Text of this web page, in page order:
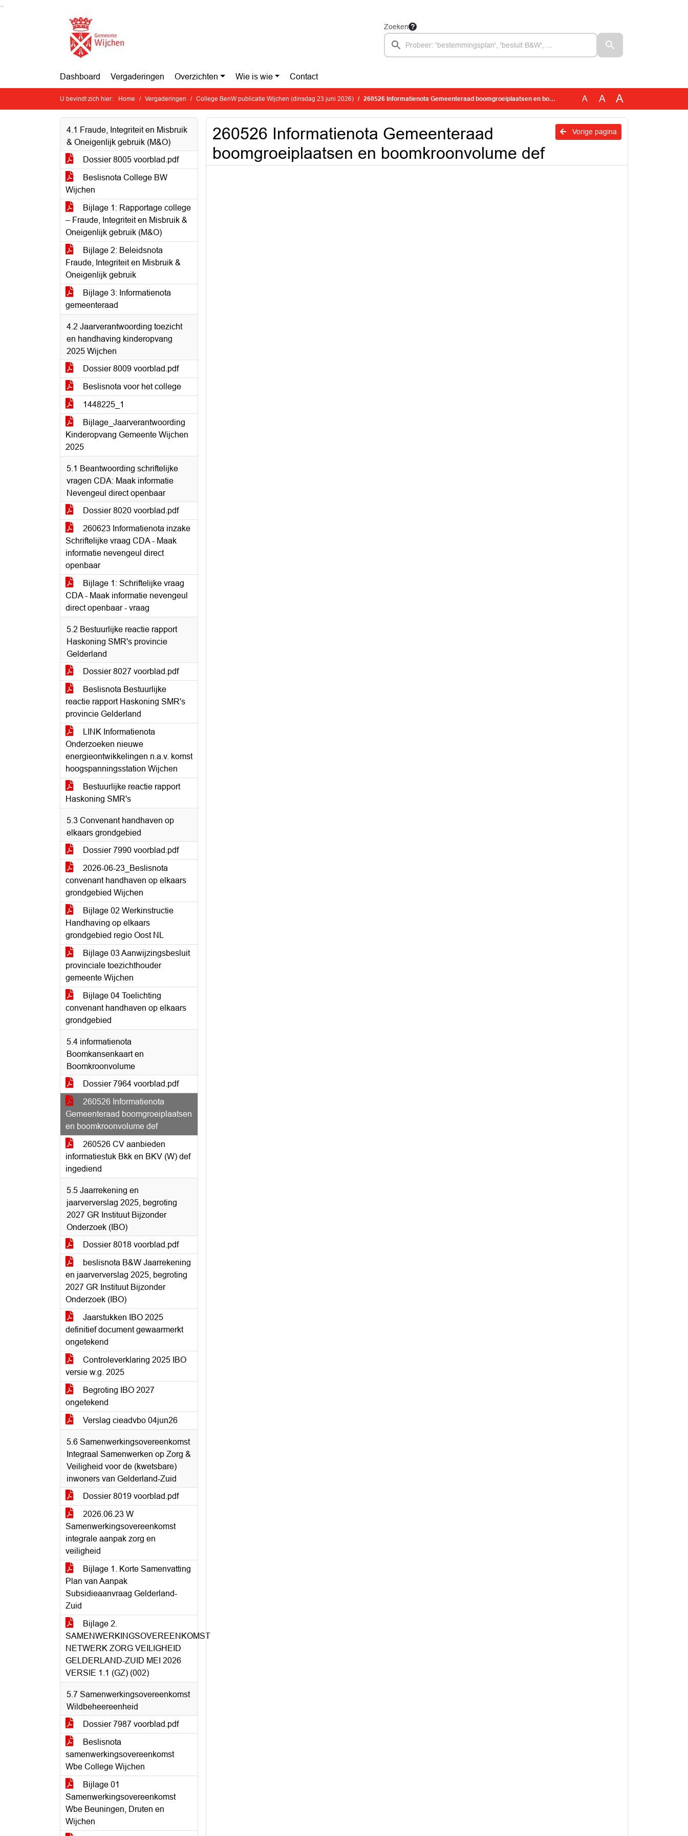
Ga naar de inhoud van deze pagina
Zoeken
Dashboard Vergaderingen Overzichten Wie is wie Contact
U bevindt zich hier: Home Vergaderingen College BenW publicatie Wijchen (dinsdag 23 juni 2026) 260526 Informatienota Gemeenteraad boomgroeiplaatsen en boomkroonvolume def A A A
4.1 Fraude, Integriteit en Misbruik
& Oneigenlijk gebruik (M&O)
Dossier 8005 voorblad.pdf
Beslisnota College BW
Wijchen
Bijlage 1: Rapportage college
– Fraude, Integriteit en Misbruik &
Oneigenlijk gebruik (M&O)
Bijlage 2: Beleidsnota
Fraude, Integriteit en Misbruik &
Oneigenlijk gebruik
Bijlage 3: Informatienota
gemeenteraad
4.2 Jaarverantwoording toezicht
en handhaving kinderopvang
2025 Wijchen
Dossier 8009 voorblad.pdf
Beslisnota voor het college
1448225_1
Bijlage_Jaarverantwoording
Kinderopvang Gemeente Wijchen
2025
5.1 Beantwoording schriftelijke
vragen CDA: Maak informatie
Nevengeul direct openbaar
Dossier 8020 voorblad.pdf
260623 Informatienota inzake
Schriftelijke vraag CDA - Maak
informatie nevengeul direct
openbaar
Bijlage 1: Schriftelijke vraag
CDA - Maak informatie nevengeul
direct openbaar - vraag
5.2 Bestuurlijke reactie rapport
Haskoning SMR's provincie
Gelderland
Dossier 8027 voorblad.pdf
Beslisnota Bestuurlijke
reactie rapport Haskoning SMR's
provincie Gelderland
LINK Informatienota
Onderzoeken nieuwe
energieontwikkelingen n.a.v. komst
hoogspanningsstation Wijchen
Bestuurlijke reactie rapport
Haskoning SMR's
5.3 Convenant handhaven op
elkaars grondgebied
Dossier 7990 voorblad.pdf
2026-06-23_Beslisnota
convenant handhaven op elkaars
grondgebied Wijchen
Bijlage 02 Werkinstructie
Handhaving op elkaars
grondgebied regio Oost NL
Bijlage 03 Aanwijzingsbesluit
provinciale toezichthouder
gemeente Wijchen
Bijlage 04 Toelichting
convenant handhaven op elkaars
grondgebied
5.4 informatienota
Boomkansenkaart en
Boomkroonvolume
Dossier 7964 voorblad.pdf
260526 Informatienota
Gemeenteraad boomgroeiplaatsen
en boomkroonvolume def
260526 CV aanbieden
informatiestuk Bkk en BKV (W) def
ingediend
5.5 Jaarrekening en
jaarververslag 2025, begroting
2027 GR Instituut Bijzonder
Onderzoek (IBO)
Dossier 8018 voorblad.pdf
beslisnota B&W Jaarrekening
en jaarververslag 2025, begroting
2027 GR Instituut Bijzonder
Onderzoek (IBO)
Jaarstukken IBO 2025
definitief document gewaarmerkt
ongetekend
Controleverklaring 2025 IBO
versie w.g. 2025
Begroting IBO 2027
ongetekend
Verslag cieadvbo 04jun26
5.6 Samenwerkingsovereenkomst
Integraal Samenwerken op Zorg &
Veiligheid voor de (kwetsbare)
inwoners van Gelderland-Zuid
Dossier 8019 voorblad.pdf
2026.06.23 W
Samenwerkingsovereenkomst
integrale aanpak zorg en
veiligheid
Bijlage 1. Korte Samenvatting
Plan van Aanpak
Subsidieaanvraag Gelderland-
Zuid
Bijlage 2.
SAMENWERKINGSOVEREENKOMST
NETWERK ZORG VEILIGHEID
GELDERLAND-ZUID MEI 2026
VERSIE 1.1 (GZ) (002)
5.7 Samenwerkingsovereenkomst
Wildbeheereenheid
Dossier 7987 voorblad.pdf
Beslisnota
samenwerkingsovereenkomst
Wbe College Wijchen
Bijlage 01
Samenwerkingsovereenkomst
Wbe Beuningen, Druten en
Wijchen
Vorige pagina
260526 Informatienota Gemeenteraad
boomgroeiplaatsen en boomkroonvolume def